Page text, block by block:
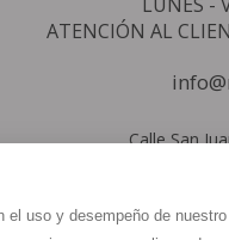
uso y desempeño de
ATENCIÓN AL
info@
Calle San
- Aviso legal-Política de